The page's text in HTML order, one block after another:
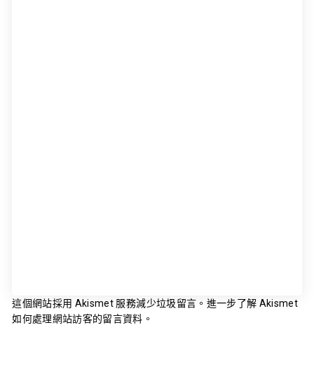
這個網站採用 Akismet 服務減少垃圾留言。 進一步了解 Akismet
如何處理網站訪客的留言資料 。